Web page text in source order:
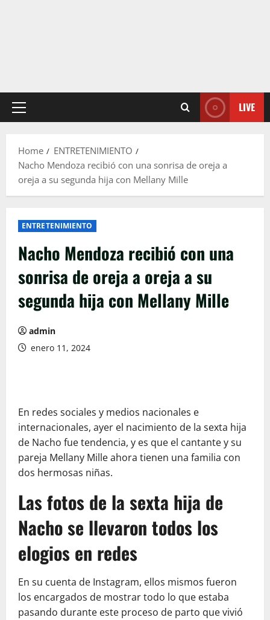
Primary
LIVE
Home
ENTRETENIMIENTO
Nacho Mendoza recibió con una sonrisa de oreja a
oreja a su segunda hija con Mellany Mille
ENTRETENIMIENTO
Nacho Mendoza recibió con una
sonrisa de oreja a oreja a su
segunda hija con Mellany Mille
admin
enero 11, 2024
En redes sociales y medios nacionales e
internacionales, ayer el nacimiento de la sexta hija
de Nacho fue tendencia, y es que el cantante y su
pareja Mellany Mille ahora tienen una familia con
dos hermosas niñas.
Las fotos de la sexta hija de
Nacho se llevaron todos los
elogios en redes
En su cuenta de Instagram, ellos mismos fueron
los encargados de mostrar todo lo que estaba
pasando durante este proceso de parto que vivió